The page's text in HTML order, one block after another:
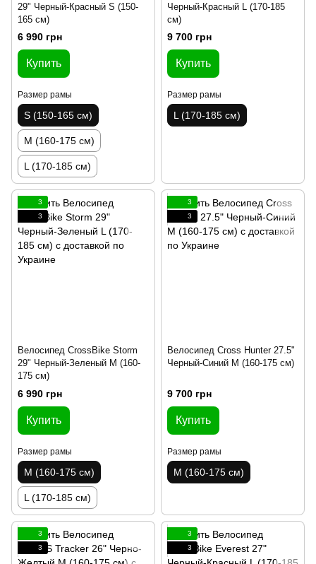
29" Черный-Красный S (150-
165 см)
6 990 грн
Купить
Размер рамы
S (150-165 см)
M (160-175 см)
L (170-185 см)
Черный-Красный L (170-185
см)
9 700 грн
Купить
Размер рамы
L (170-185 см)
3
3
Велосипед CrossBike Storm
29" Черный-Зеленый M (160-
175 см)
6 990 грн
Купить
Размер рамы
M (160-175 см)
L (170-185 см)
3
3
Велосипед Cross Hunter 27.5"
Черный-Синий M (160-175 см)
9 700 грн
Купить
Размер рамы
M (160-175 см)
3
3
3
3